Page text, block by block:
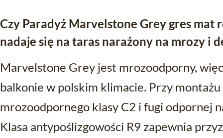
Czy Paradyż Marvelstone Grey gres
nadaje się na taras narażony na mrozy i
Marvelstone Grey jest mrozoodporny,
balkonie w polskim klimacie. Przy
mrozoodpornego klasy C2 i fugi odpornej
Klasa antypoślizgowości R9 zapewnia